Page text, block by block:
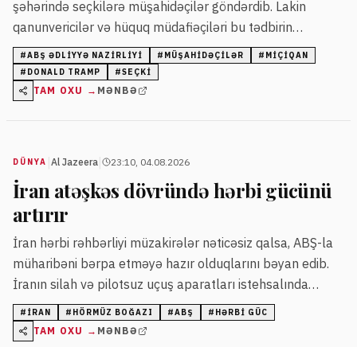
şəhərində seçkilərə müşahidəçilər göndərdib. Lakin
qanunvericilər və hüquq müdafiəçiləri bu tədbirin
partiyalar üçün istifadə edilə biləcəyindən narahatdır.
#ABŞ ƏDLIYYƏ NAZIRLIYI # MÜŞAHIDƏÇILƏR # MIÇIQAN
# DONALD TRAMP #SEÇKI
TAM OXU → MƏNBƏ
DÜNYA Al Jazeera 23:10, 04.08.2026
İran atəşkəs dövründə hərbi gücünü
artırır
İran hərbi rəhbərliyi müzakirələr nəticəsiz qalsa, ABŞ-la
müharibəni bərpa etməyə hazır olduqlarını bəyan edib.
İranın silah və pilotsuz uçuş aparatları istehsalında
irəliləyişlər olduğu bildirilib.
# İRAN # HÖRMÜZ BOĞAZI #ABŞ # HƏRBI GÜC
TAM OXU → MƏNBƏ